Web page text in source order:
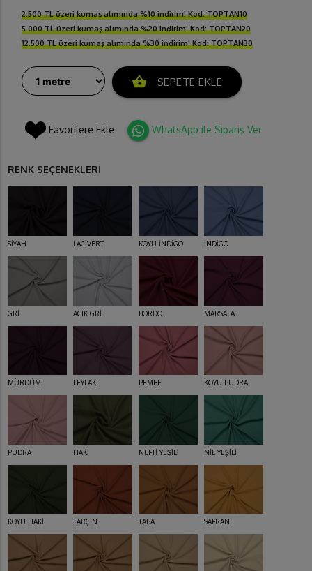
2.500 TL üzeri kumaş alımında %10 indirim! Kod: TOPTAN10
5.000 TL üzeri kumaş alımında %20 indirim! Kod: TOPTAN20
12.500 TL üzeri kumaş alımında %30 indirim! Kod: TOPTAN30
shopping_basket SEPETE EKLE
Favorilere Ekle WhatsApp ile Sipariş Ver
RENK SEÇENEKLERİ
SİYAH LACİVERT KOYU İNDİGO İNDİGO
GRİ AÇIK GRİ BORDO MARSALA
MÜRDÜM LEYLAK PEMBE KOYU PUDRA
PUDRA HAKİ NEFTİ YEŞİLİ NİL YEŞİLİ
KOYU HAKİ TARÇIN TABA SAFRAN